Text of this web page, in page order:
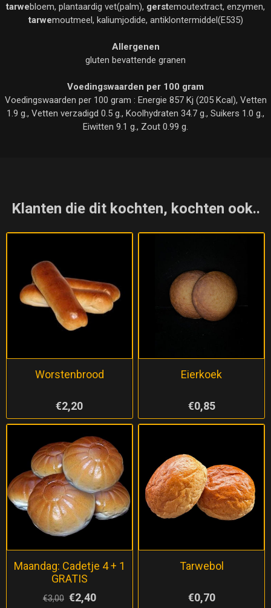
tarwebloem, plantaardig vet(palm), gerstemoutextract, enzymen,
tarwemoutmeel, kaliumjodide, antiklontermiddel(E535)
Allergenen
gluten bevattende granen
Voedingswaarden per 100 gram
Voedingswaarden per 100 gram : Energie 857 Kj (205 Kcal), Vetten
1.9 g., Vetten verzadigd 0.5 g., Koolhydraten 34.7 g., Suikers 1.0 g.,
Eiwitten 9.1 g., Zout 0.99 g.
Klanten die dit kochten, kochten ook..
Worstenbrood
€2,20
Eierkoek
€0,85
Maandag: Cadetje 4 + 1
GRATIS
€3,00 €2,40
Tarwebol
€0,70